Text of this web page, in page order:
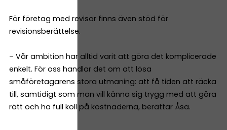
För företag med revisor finns även stöd för
revisionsberättelse.
– Vår ambition har alltid varit att göra det komplicerade
enkelt. För oss handlar det om att lösa
småföretagarens stora utmaning: att få tiden att räcka
till, samtidigt som man vill känna sig trygg med att göra
rätt och ha full koll på kostnaderna, berättar Åsa.